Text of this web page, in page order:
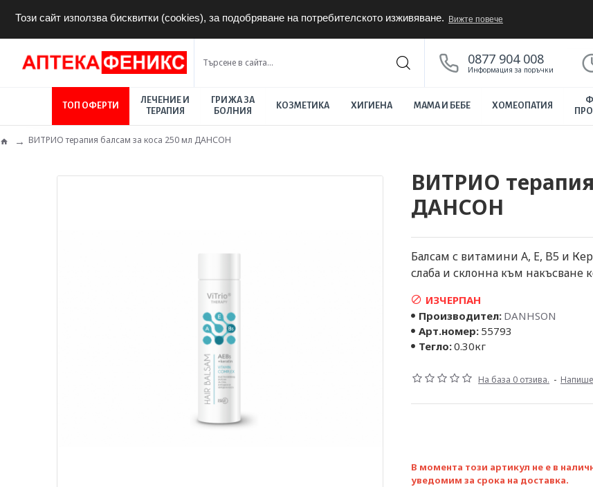
Този сайт използва бисквитки (cookies), за подобряване на потребителското изживяване. Вижте повече
0877 904 008
Информация за поръчки
ТОП ОФЕРТИ
ЛЕЧЕНИЕ И
ТЕРАПИЯ
ГРИЖА ЗА
БОЛНИЯ
КОЗМЕТИКА ХИГИЕНА МАМА И БЕБЕ ХОМЕОПАТИЯ
ВИТРИО терапия балсам за коса 250 мл ДАНСОН
ВИТРИО
ДАНСОН
ИЗЧЕРПАН
Производител: DANHSON
Арт.номер: 55793
Тегло:0.30кг
На база 0 отзива. -
Балсам с витамини A, E, B5 и
слаба и склонна към накъсване
В момента този артикул не е в
уведомим за срока на доставка.